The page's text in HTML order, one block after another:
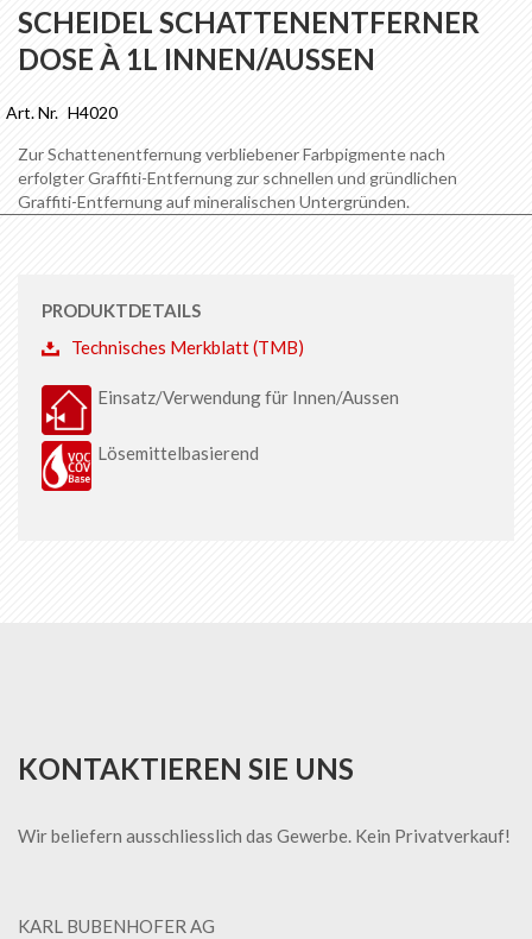
SCHEIDEL SCHATTENENTFERNER
DOSE À 1L INNEN/AUSSEN
Art. Nr. H4020
Anfang
der
Bildgalerie
PRODUKTDETAILS
Technisches Merkblatt (TMB)
Einsatz/Verwendung für Innen/Aussen
Lösemittelbasierend
Zur Schattenentfernung verbliebener Farbpigmente nach
erfolgter Graffiti-Entfernung zur schnellen und gründlichen
Graffiti-Entfernung auf mineralischen Untergründen.
KONTAKTIEREN SIE UNS
Wir beliefern ausschliesslich das Gewerbe. Kein Privatverkauf!
KARL BUBENHOFER AG